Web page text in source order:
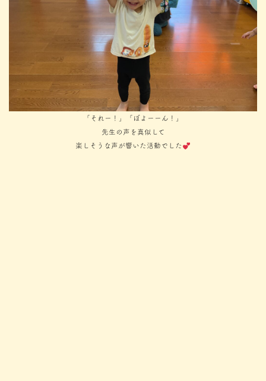
「それー！」「ぼよーーん！」
先生の声を真似して
楽しそうな声が響いた活動でした